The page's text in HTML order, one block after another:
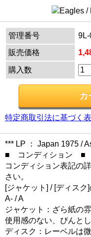
管理番号
販売価格
購入数
特定商取引法に基づく
*** LP ： Japan 1975 /
■ コンディション ■
コンディション表記の
さい。
[ジャケット] / [ディスク]
A- / A
ジャケット：ざら紙の
使用感のない、ぴんと
ディスク：レーベルは